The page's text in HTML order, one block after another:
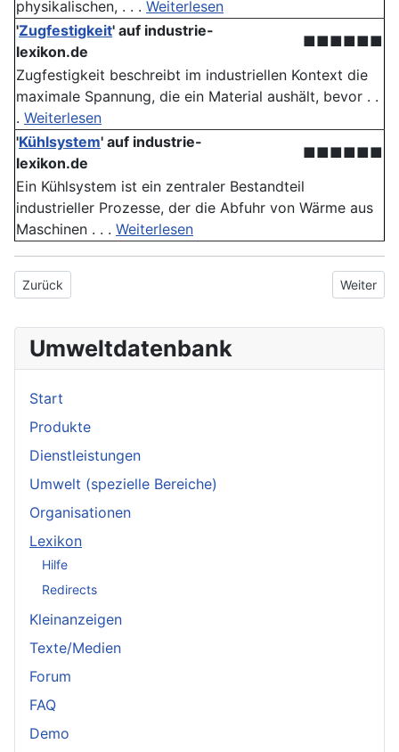
physikalischen, . . . Weiterlesen
'Zugfestigkeit' auf industrie-
lexikon.de
■■■■■■
Zugfestigkeit beschreibt im industriellen Kontext die
maximale Spannung, die ein Material aushält, bevor . .
. Weiterlesen
'Kühlsystem' auf industrie-
lexikon.de
■■■■■■
Ein Kühlsystem ist ein zentraler Bestandteil
industrieller Prozesse, der die Abfuhr von Wärme aus
Maschinen . . . Weiterlesen
Vorheriger Beitrag: Schwefelhexafluorid
Zurück Nächster
Weiter
Umweltdatenbank
Start
Produkte
Dienstleistungen
Umwelt (spezielle Bereiche)
Organisationen
Lexikon
Hilfe
Redirects
Kleinanzeigen
Texte/Medien
Forum
FAQ
Demo